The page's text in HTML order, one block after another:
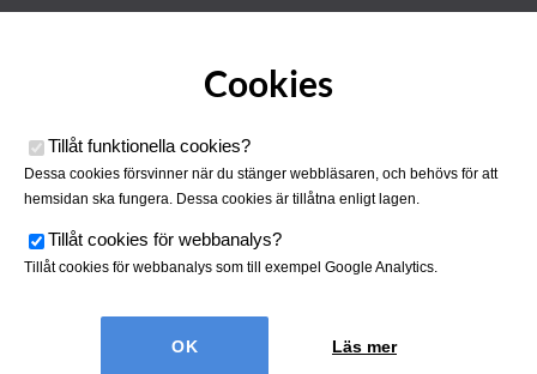
Smalspårsarkivet drivs av
Tjustbygdens Järnvägsförening
Cookies
Tillåt funktionella cookies?
Dessa cookies försvinner när du stänger webbläsaren, och behövs för att
hemsidan ska fungera. Dessa cookies är tillåtna enligt lagen.
Tillåt cookies för webbanalys?
Tillåt cookies för webbanalys som till exempel Google Analytics.
Läs mer